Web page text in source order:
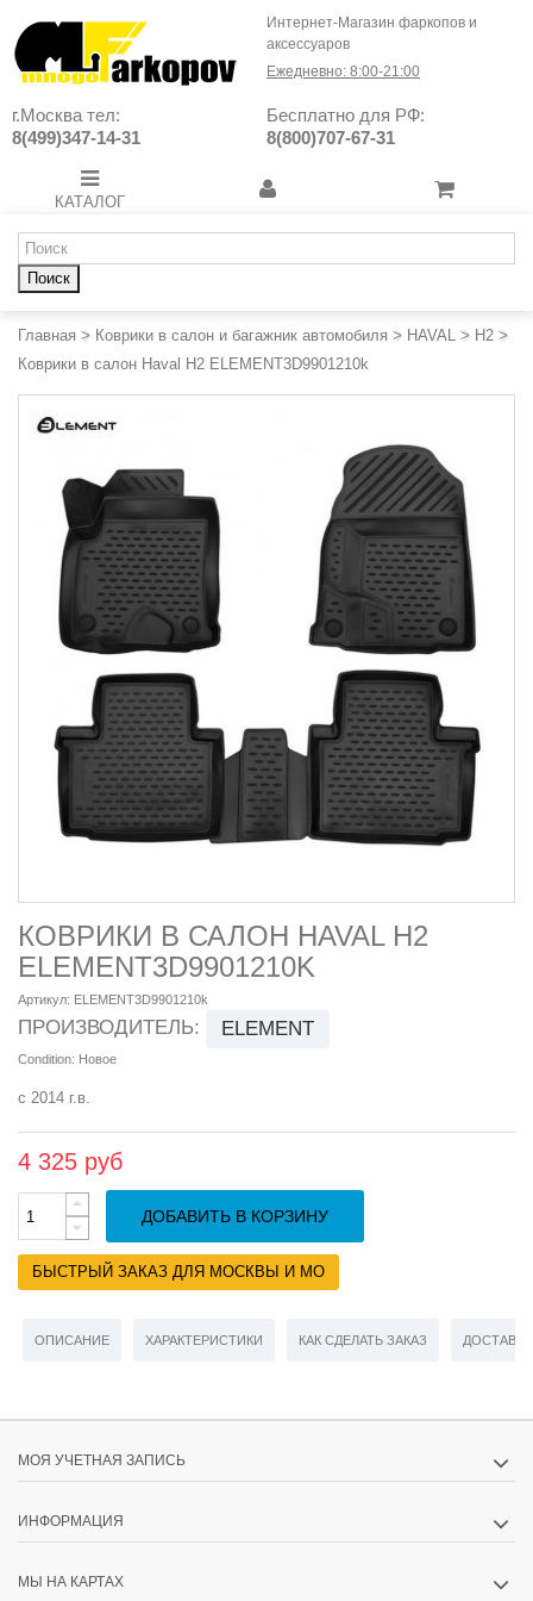
Интернет-Магазин фаркопов и
аксессуаров
Ежедневно: 8:00-21:00
г.Москва тел:
8(499)347-14-31
Бесплатно для РФ:
8(800)707-67-31
КАТАЛОГ
Поиск
Главная > Коврики в салон и багажник автомобиля > HAVAL > H2 >
Коврики в салон Haval H2 ELEMENT3D9901210k
КОВРИКИ В САЛОН HAVAL H2
ELEMENT3D9901210K
Артикул: ELEMENT3D9901210k
ПРОИЗВОДИТЕЛЬ: ELEMENT
Condition: Новое
с 2014 г.в.
4 325 руб
ДОБАВИТЬ В КОРЗИНУ
БЫСТРЫЙ ЗАКАЗ ДЛЯ МОСКВЫ И МО
ОПИСАНИЕ ХАРАКТЕРИСТИКИ КАК СДЕЛАТЬ ЗАКАЗ
МОЯ УЧЕТНАЯ ЗАПИСЬ
ИНФОРМАЦИЯ
МЫ НА КАРТАХ